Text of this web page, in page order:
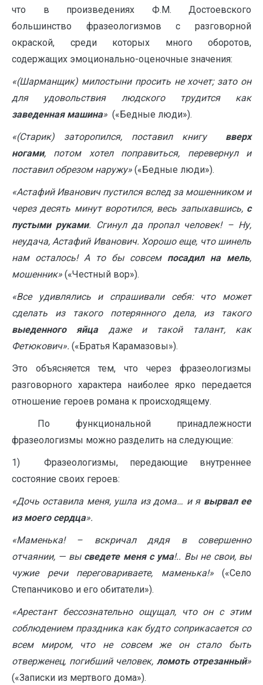
что в произведениях Ф.М. Достоевского
большинство фразеологизмов с разговорной
окраской, среди которых много оборотов,
содержащих эмоционально-оценочные значения:
«(Шарманщик) милостыни просить не хочет; зато он
для удовольствия людского трудится как
заведенная машина» («Бедные люди»).
«(Старик) заторопился, поставил книгу вверх
ногами, потом хотел поправиться, перевернул и
поставил обрезом наружу» («Бедные люди»).
«Астафий Иванович пустился вслед за мошенником и
через десять минут воротился, весь запыхавшись, с
пустыми руками. Сгинул да пропал человек! – Ну,
неудача, Астафий Иванович. Хорошо еще, что шинель
нам осталось! А то бы совсем посадил на мель,
мошенник» («Честный вор»).
«Все удивлялись и спрашивали себя: что может
сделать из такого потерянного дела, из такого
выеденного яйцадаже и такой талант, как
Фетюкович». («Братья Карамазовы»).
Это объясняется тем, что через фразеологизмы
разговорного характера наиболее ярко передается
отношение героев романа к происходящему.
По функциональной принадлежности
фразеологизмы можно разделить на следующие:
1) Фразеологизмы, передающие внутреннее
состояние своих героев:
«Дочь оставила меня, ушла из дома… и я вырвал ее
из моего сердца».
«Маменька! – вскричал дядя в совершенно
отчаянии, — вы сведете меня с ума!.. Вы не свои, вы
чужие речи переговариваете, маменька!»(«Село
Степанчиково и его обитатели»).
«Арестант бессознательно ощущал, что он с этим
соблюдением праздника как будто соприкасается со
всем миром, что не совсем же он стало быть
отверженец, погибший человек, ломоть отрезанный»
(«Записки из мертвого дома»).